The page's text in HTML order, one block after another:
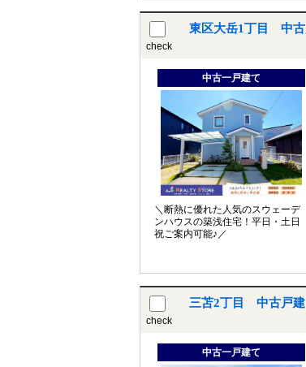
check
東区大岳1丁目 中古
中古一戸建て
＼断熱に優れた人気のスウェーデ
ンハウスの築浅住宅！平日・土日
祝ご案内可能♪／
check
三苫2丁目 中古戸建
中古一戸建て